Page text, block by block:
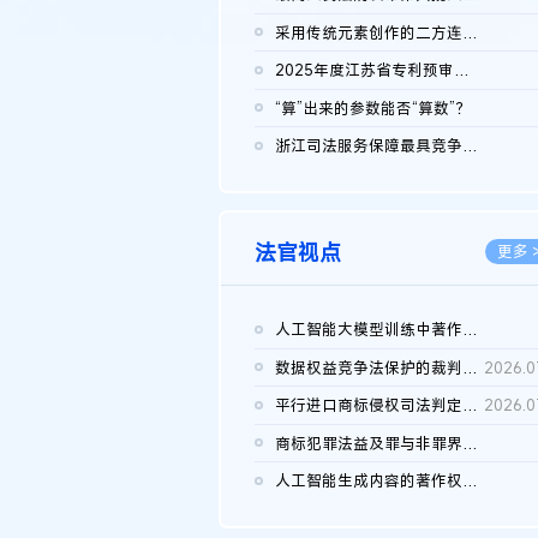
采用传统元素创作的二方连续装饰图案作品的独创性及侵权对比认定
2025年度江苏省专利预审典型案例
“算”出来的参数能否“算数”？
浙江司法服务保障最具竞争力营商环境建设典型案例（第二批）含侵...
法官视点 更多
人工智能大模型训练中著作权的合理使用
数据权益竞争法保护的裁判路径构建
平行进口商标侵权司法判定规则的困境与纾解
商标犯罪法益及罪与非罪界限研究
人工智能生成内容的著作权司法认定：演进逻辑、现实困境与规则建...